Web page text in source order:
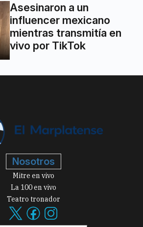
Asesinaron a un
influencer mexicano
mientras transmitía en
vivo por TikTok
Nosotros
Mitre en vivo
La 100 en vivo
Teatro tronador